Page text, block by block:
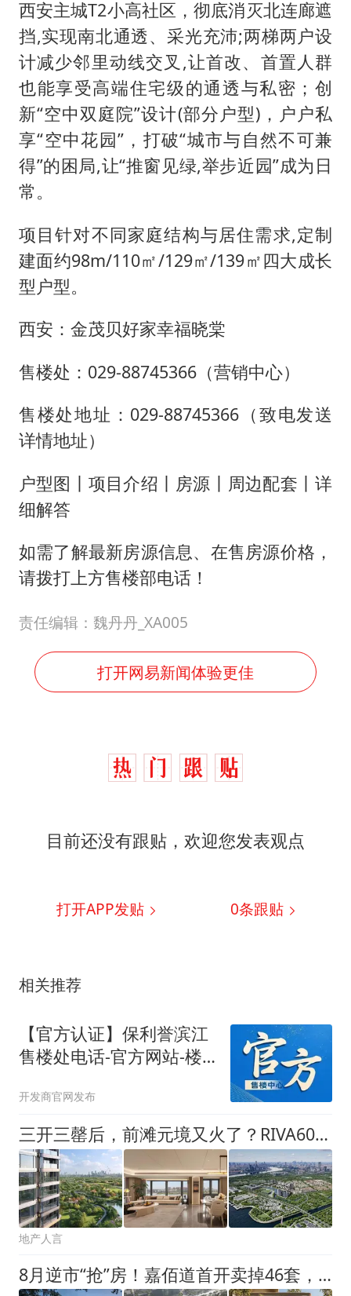
西安主城T2小高社区，彻底消灭北连廊遮
挡,实现南北通透、采光充沛;两梯两户设
计减少邻里动线交叉,让首改、首置人群
也能享受高端住宅级的通透与私密；创
新“空中双庭院”设计(部分户型)，户户私
享“空中花园”，打破“城市与自然不可兼
得”的困局,让“推窗见绿,举步近园”成为日
常。
项目针对不同家庭结构与居住需求,定制
建面约98m/110㎡/129㎡/139㎡四大成长
型户型。
西安：金茂贝好家幸福晓棠
售楼处：029-88745366（营销中心）
售楼处地址：029-88745366（致电发送
详情地址）
户型图丨项目介绍丨房源丨周边配套丨详
细解答
如需了解最新房源信息、在售房源价格，
请拨打上方售楼部电话！
责任编辑：魏丹丹_XA005
打开网易新闻体验更佳
目前还没有跟贴，欢迎您发表观点
打开APP发贴 0条跟贴
相关推荐
【官方认证】保利誉滨江
售楼处电话-官方网站-楼
搜
开发商官网发布
三开三罄后，前滩元境又火了？RIVA60一线江景大平层，上演抢房大战
地产人言
8月逆市“抢”房！嘉佰道首开卖掉46套，最贵的卖得最快！